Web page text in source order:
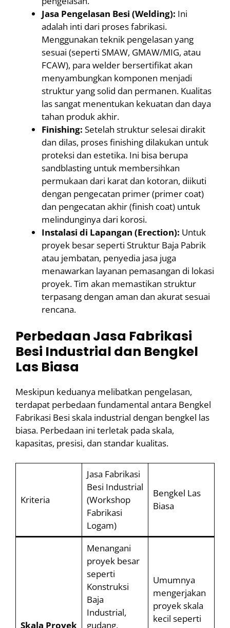
Jasa Pengelasan Besi (Welding): Ini
adalah inti dari proses fabrikasi.
Menggunakan teknik pengelasan yang
sesuai (seperti SMAW, GMAW/MIG, atau
FCAW), para welder bersertifikat akan
menyambungkan komponen menjadi
struktur yang solid dan permanen. Kualitas
las sangat menentukan kekuatan dan daya
tahan produk akhir.
Finishing: Setelah struktur selesai dirakit
dan dilas, proses finishing dilakukan untuk
proteksi dan estetika. Ini bisa berupa
sandblasting untuk membersihkan
permukaan dari karat dan kotoran, diikuti
dengan pengecatan primer (primer coat)
dan pengecatan akhir (finish coat) untuk
melindunginya dari korosi.
Instalasi di Lapangan (Erection): Untuk
proyek besar seperti Struktur Baja Pabrik
atau jembatan, penyedia jasa juga
menawarkan layanan pemasangan di lokasi
proyek. Tim akan memastikan struktur
terpasang dengan aman dan akurat sesuai
rencana.
Perbedaan Jasa Fabrikasi
Besi Industrial dan Bengkel
Las Biasa
Meskipun keduanya melibatkan pengelasan,
terdapat perbedaan fundamental antara Bengkel
Fabrikasi Besi skala industrial dengan bengkel las
biasa. Perbedaan ini terletak pada skala,
kapasitas, presisi, dan standar kualitas.
Kriteria
Jasa Fabrikasi
Besi Industrial
(Workshop
Fabrikasi
Logam)
Bengkel Las
Biasa
Skala Proyek
Menangani
proyek besar
seperti
Konstruksi
Baja
Industrial,
gudang,
Umumnya
mengerjakan
proyek skala
kecil seperti